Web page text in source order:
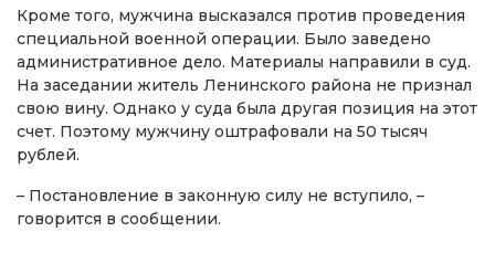
Кроме того, мужчина высказался против проведения
специальной военной операции. Было заведено
административное дело. Материалы направили в суд.
На заседании житель Ленинского района не признал
свою вину. Однако у суда была другая позиция на этот
счет. Поэтому мужчину оштрафовали на 50 тысяч
рублей.
– Постановление в законную силу не вступило, –
говорится в сообщении.